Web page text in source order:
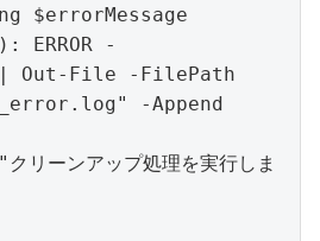
| Out-File -FilePath
-Append